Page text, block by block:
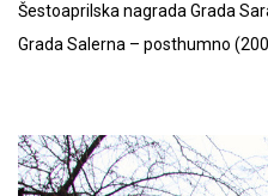
Šestoaprilska nagrada Grada
Grada Salerna – posthumno